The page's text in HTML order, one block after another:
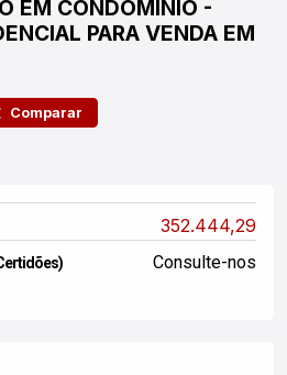
EM CONDOMÍNIO -
PARA VENDA EM
Comparar
352.444,29
Consulte-nos